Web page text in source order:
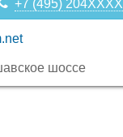
+7 (495) 204XXXX
шоссе